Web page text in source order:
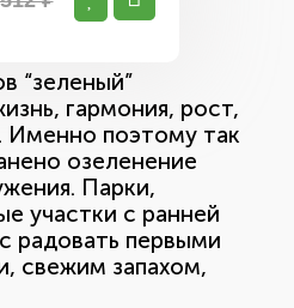
“зеленый”
гармония, рост,
Именно поэтому так
озеленение
Парки,
участки с ранней
радовать первыми
свежим запахом,